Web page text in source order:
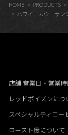
HOME PRODUCTS
ハワイ カウ サン
店舗 営業日・営業時
レッドポイズンにつ
スペシャルティコー
ロースト度について